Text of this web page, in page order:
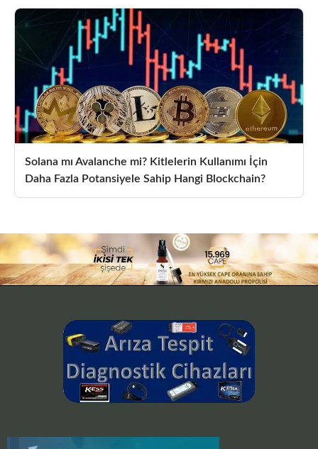
Solana mı Avalanche mi? Kitlelerin Kullanımı İçin
Daha Fazla Potansiyele Sahip Hangi Blockchain?